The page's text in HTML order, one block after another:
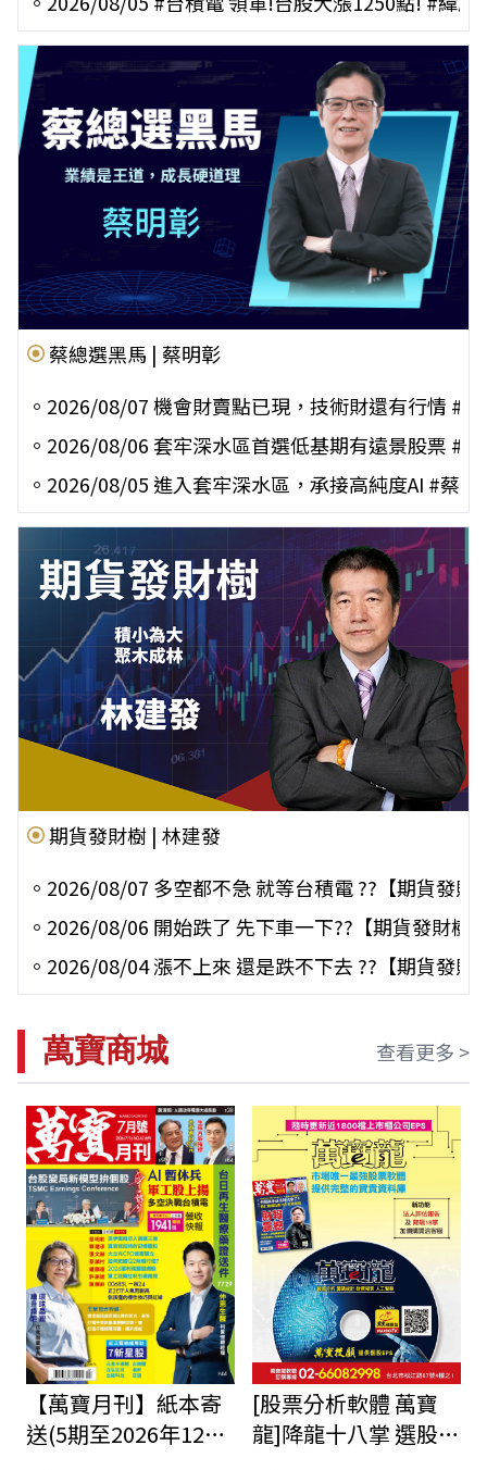
蔡總選黑馬 | 蔡明彰
。 2026/08/07 機會財賣點已現，技術財還有行情 #
。 2026/08/06 套牢深水區首選低基期有遠景股票 #
。 2026/08/05 進入套牢深水區，承接高純度AI #蔡
期貨發財樹 | 林建發
。 2026/08/07 多空都不急 就等台積電 ??【期貨發財
。 2026/08/06 開始跌了 先下車一下??【期貨發財樹
。 2026/08/04 漲不上來 還是跌不下去 ??【期貨發財
萬寶商城 查看更多 >
【萬寶月刊】紙本寄
送(5期至2026年12月
[股票分析軟體 萬寶
龍]降龍十八掌 選股功